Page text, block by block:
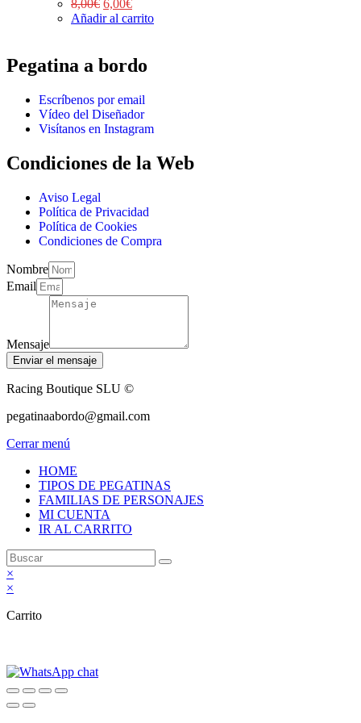
8,00€ 6,00€
Añadir al carrito
Pegatina a bordo
Escríbenos por email
Vídeo del Diseñador
Visítanos en Instagram
Condiciones de la Web
Aviso Legal
Política de Privacidad
Política de Cookies
Condiciones de Compra
Nombre
Email
Mensaje
Enviar el mensaje
Racing Boutique SLU ©
pegatinaabordo@gmail.com
Cerrar menú
HOME
TIPOS DE PEGATINAS
FAMILIAS DE PERSONAJES
MI CUENTA
IR AL CARRITO
×
×
Carrito